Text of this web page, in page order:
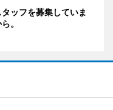
ッフを募集していま
。